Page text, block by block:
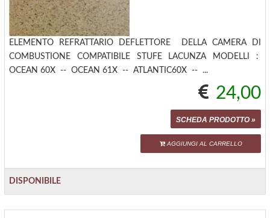
ELEMENTO REFRATTARIO DEFLETTORE DELLA CAMERA DI
COMBUSTIONE COMPATIBILE STUFE LACUNZA MODELLI :
OCEAN 60X -- OCEAN 61X -- ATLANTIC60X -- ...
24,00
SCHEDA PRODOTTO »
AGGIUNGI AL CARRELLO
DISPONIBILE